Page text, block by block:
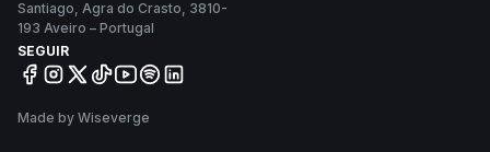
Santiago, Agra do Crasto, 3810-
193 Aveiro – Portugal
SEGUIR
Made by Wiseverge